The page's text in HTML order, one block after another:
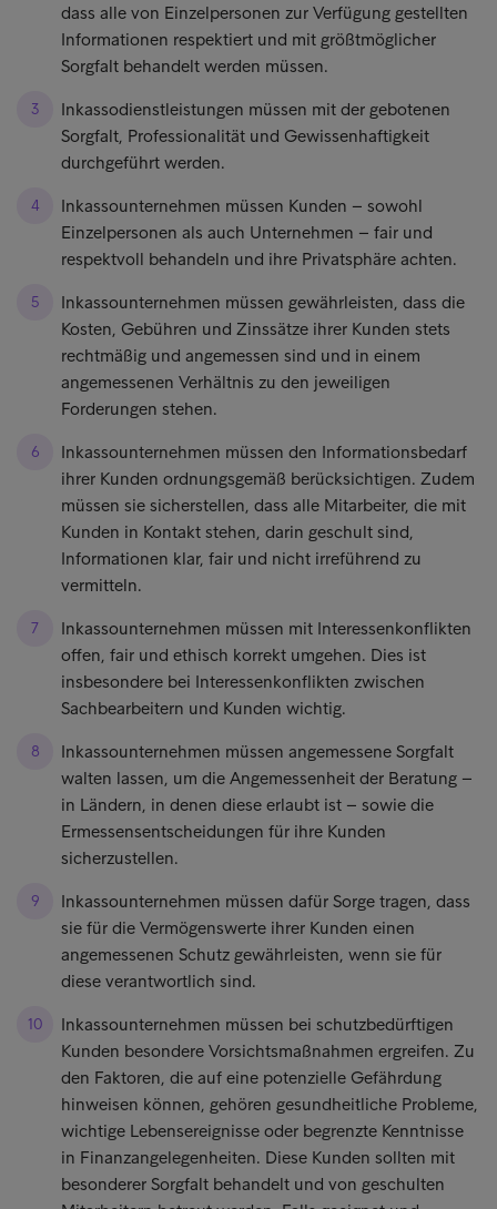
dass alle von Einzelpersonen zur Verfügung gestellten
Informationen respektiert und mit größtmöglicher
Sorgfalt behandelt werden müssen.
Inkassodienstleistungen müssen mit der gebotenen
Sorgfalt, Professionalität und Gewissenhaftigkeit
durchgeführt werden.
Inkassounternehmen müssen Kunden – sowohl
Einzelpersonen als auch Unternehmen – fair und
respektvoll behandeln und ihre Privatsphäre achten.
Inkassounternehmen müssen gewährleisten, dass die
Kosten, Gebühren und Zinssätze ihrer Kunden stets
rechtmäßig und angemessen sind und in einem
angemessenen Verhältnis zu den jeweiligen
Forderungen stehen.
Inkassounternehmen müssen den Informationsbedarf
ihrer Kunden ordnungsgemäß berücksichtigen. Zudem
müssen sie sicherstellen, dass alle Mitarbeiter, die mit
Kunden in Kontakt stehen, darin geschult sind,
Informationen klar, fair und nicht irreführend zu
vermitteln.
Inkassounternehmen müssen mit Interessenkonflikten
offen, fair und ethisch korrekt umgehen. Dies ist
insbesondere bei Interessenkonflikten zwischen
Sachbearbeitern und Kunden wichtig.
Inkassounternehmen müssen angemessene Sorgfalt
walten lassen, um die Angemessenheit der Beratung –
in Ländern, in denen diese erlaubt ist – sowie die
Ermessensentscheidungen für ihre Kunden
sicherzustellen.
Inkassounternehmen müssen dafür Sorge tragen, dass
sie für die Vermögenswerte ihrer Kunden einen
angemessenen Schutz gewährleisten, wenn sie für
diese verantwortlich sind.
Inkassounternehmen müssen bei schutzbedürftigen
Kunden besondere Vorsichtsmaßnahmen ergreifen. Zu
den Faktoren, die auf eine potenzielle Gefährdung
hinweisen können, gehören gesundheitliche Probleme,
wichtige Lebensereignisse oder begrenzte Kenntnisse
in Finanzangelegenheiten. Diese Kunden sollten mit
besonderer Sorgfalt behandelt und von geschulten